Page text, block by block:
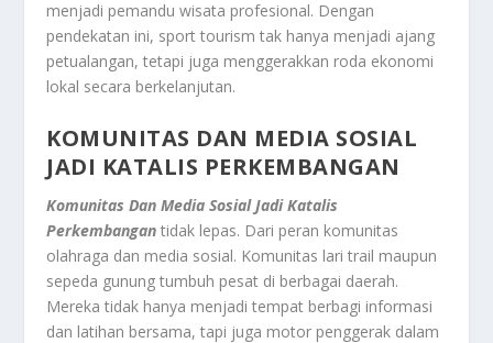
menjadi pemandu wisata profesional. Dengan
pendekatan ini, sport tourism tak hanya menjadi ajang
petualangan, tetapi juga menggerakkan roda ekonomi
lokal secara berkelanjutan.
KOMUNITAS DAN MEDIA SOSIAL
JADI KATALIS PERKEMBANGAN
Komunitas Dan Media Sosial Jadi Katalis
Perkembangan tidak lepas. Dari peran komunitas
olahraga dan media sosial. Komunitas lari trail maupun
sepeda gunung tumbuh pesat di berbagai daerah.
Mereka tidak hanya menjadi tempat berbagi informasi
dan latihan bersama, tapi juga motor penggerak dalam